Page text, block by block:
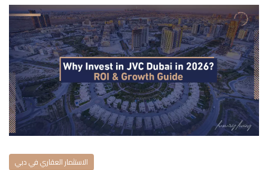
الاستثمار العقاري في دبي